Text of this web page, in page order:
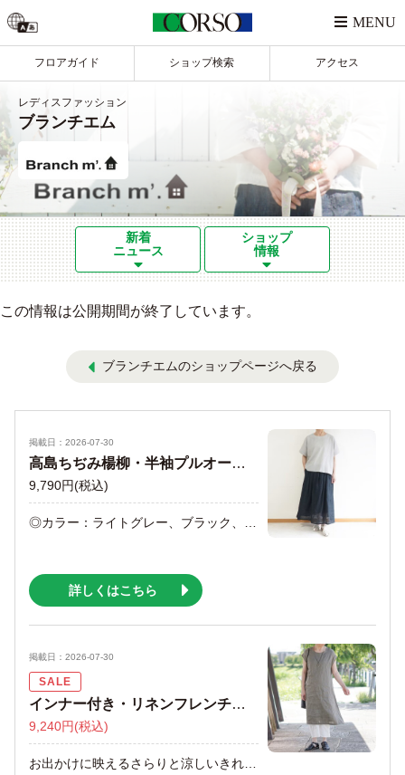
フロアガイド ショップ検索 アクセス
レディスファッション
ブランチエム
新着
ニュース
ショップ
情報
この情報は公開期間が終了しています。
ブランチエムのショップページへ戻る
掲載日：2026-07-30
高島ちぢみ楊柳・半袖プルオーバー
9,790円(税込)
詳しくはこちら
掲載日：2026-07-30
SALE
インナー付き・リネンフレンチスリーブワンピース
9,240円(税込)